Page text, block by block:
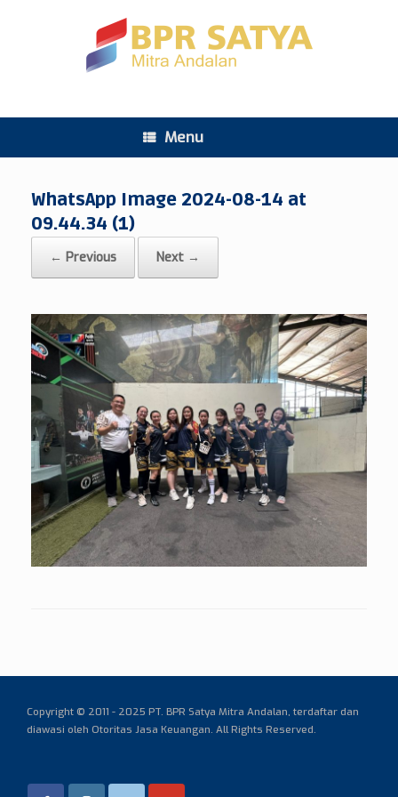
Menu
WhatsApp Image 2024-08-14 at
09.44.34 (1)
← Previous Next →
Copyright © 2011 - 2025 PT. BPR Satya Mitra Andalan, terdaftar dan
diawasi oleh Otoritas Jasa Keuangan. All Rights Reserved.